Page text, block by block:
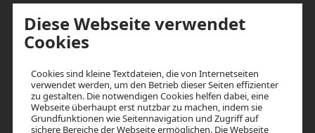
Diese Webseite verwendet
Cookies
Cookies sind kleine Textdateien, die von Internetseiten
verwendet werden, um den Betrieb dieser Seiten effizienter
zu gestalten. Die notwendigen Cookies helfen dabei, eine
Webseite überhaupt erst nutzbar zu machen, indem sie
Grundfunktionen wie Seitennavigation und Zugriff auf
sichere Bereiche der Webseite ermöglichen. Die Webseite